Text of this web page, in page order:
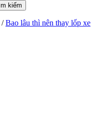
/Bao lâu thì nên thay lốp xe